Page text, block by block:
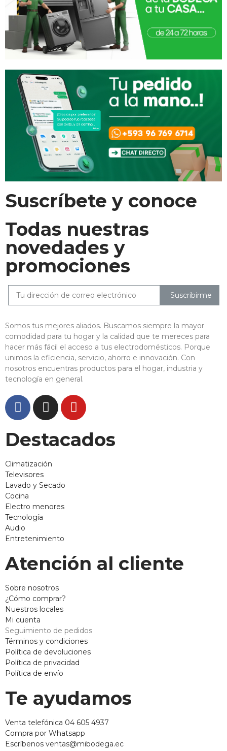
Suscríbete y conoce
Todas nuestras
novedades y
promociones
Suscribirme
Somos tus mejores aliados. Buscamos siempre la mayor
comodidad para tu hogar y la calidad que te mereces para
hacer más fácil el acceso a tus electrodomésticos. Porque
unimos la eficiencia, servicio, ahorro e innovación. Con
nosotros encuentras productos para el hogar, industria y
tecnología en general.
Destacados
Climatización
Televisores
Lavado y Secado
Cocina
Electro menores
Tecnología
Audio
Entretenimiento
Atención al cliente
Sobre nosotros
¿Cómo comprar?
Nuestros locales
Mi cuenta
Seguimiento de pedidos
Términos y condiciones
Política de devoluciones
Política de privacidad
Política de envío
Te ayudamos
Venta telefónica 04 605 4937
Compra por Whatsapp
Escríbenos ventas@mibodega.ec